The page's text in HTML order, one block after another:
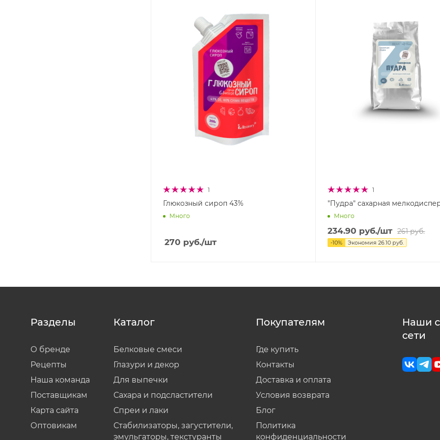
1
Глюкозный сироп 43%
Много
270 руб./шт
1
"Пудра" сахарная
Много
234.90 руб./шт 261руб.
-10% Экономия26.10 руб.
Разделы
О бренде
Рецепты
Наша команда
Поставщикам
Карта сайта
Оптовикам
Каталог
Белковые смеси
Глазури и декор
Для выпечки
Сахара и подсластители
Спреи и лаки
Стабилизаторы, загустители,
эмульгаторы, текстуранты
Покупателям
Где купить
Контакты
Доставка и оплата
Условия возврата
Блог
Политика
конфиденциальности
Наши
сети